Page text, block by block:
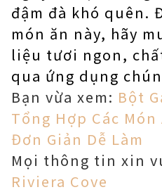
đậm đà khó quên.
món ăn này, hãy
liệu tươi ngon,
qua ứng dụng
Bạn vừa xem: Bột
Tổng Hợp Các Món
Đơn Giản Dễ Làm
Mọi thông tin xin
Riviera Cove